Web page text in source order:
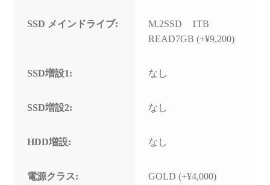
SSD メインドライブ:
M.2SSD 1TB
READ7GB (+¥9,200)
SSD増設1: なし
SSD増設2: なし
HDD増設: なし
電源クラス: GOLD (+¥4,000)